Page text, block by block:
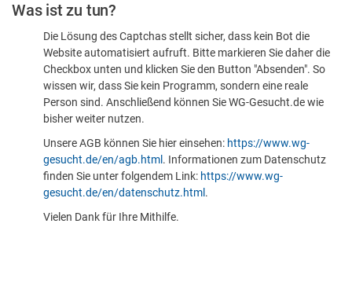
sind
Was ist zu tun?
Die Lösung des Captchas stellt sicher, dass kein Bot die
Website automatisiert aufruft. Bitte markieren Sie daher die
Checkbox unten und klicken Sie den Button "Absenden". So
wissen wir, dass Sie kein Programm, sondern eine reale
Person sind. Anschließend können Sie WG-Gesucht.de wie
bisher weiter nutzen.
Unsere AGB können Sie hier einsehen: https://www.wg-
gesucht.de/en/agb.html . Informationen zum Datenschutz
finden Sie unter folgendem Link: https://www.wg-
gesucht.de/en/datenschutz.html .
Vielen Dank für Ihre Mithilfe.